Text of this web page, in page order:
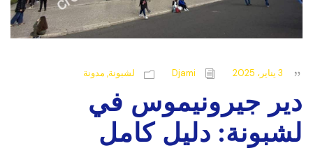
3 يناير، 2025 Djami لشبونة, مدونة
دير جيرونيموس في
لشبونة: دليل كامل